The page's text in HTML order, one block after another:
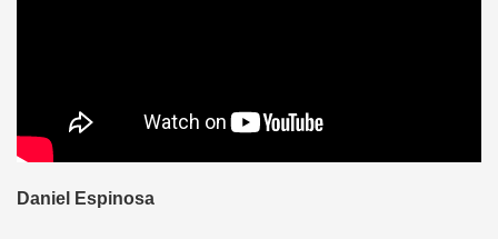
Daniel Espinosa